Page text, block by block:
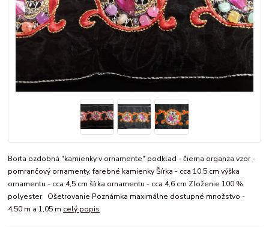
Borta ozdobná "kamienky v ornamente" podklad - čierna organza vzor -
pomrančový ornamenty, farebné kamienky Šírka - cca 10,5 cm výška
ornamentu - cca 4,5 cm šírka ornamentu - cca 4,6 cm Zloženie 100 %
polyester Ošetrovanie Poznámka maximálne dostupné množstvo -
4,50 m a 1,05 m celý popis